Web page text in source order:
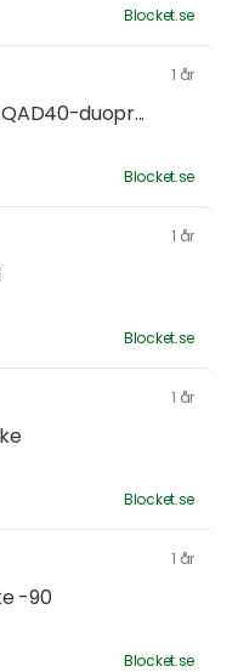
Blocket.se
1 år
duopr...
Blocket.se
1 år
Blocket.se
1 år
Blocket.se
1 år
-90
Blocket.se